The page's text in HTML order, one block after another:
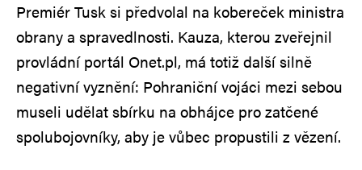
Premiér Tusk si předvolal na kobereček ministra
obrany a spravedlnosti. Kauza, kterou zveřejnil
provládní portál Onet.pl, má totiž další silně
negativní vyznění: Pohraniční vojáci mezi sebou
museli udělat sbírku na obhájce pro zatčené
spolubojovníky, aby je vůbec propustili z vězení.